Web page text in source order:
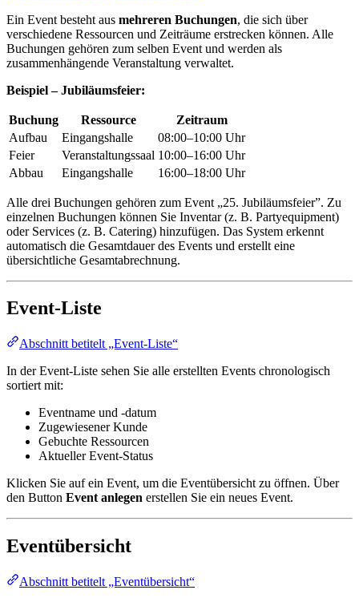
Ein Event besteht aus mehreren Buchungen, die sich über
verschiedene Ressourcen und Zeiträume erstrecken können. Alle
Buchungen gehören zum selben Event und werden als
zusammenhängende Veranstaltung verwaltet.
Beispiel – Jubiläumsfeier:
Buchung Ressource
Zeitraum
Aufbau
Eingangshalle
08:00–10:00 Uhr
Feier
Veranstaltungssaal 10:00–16:00 Uhr
Abbau
Eingangshalle 16:00–18:00 Uhr
Alle drei Buchungen gehören zum Event „25. Jubiläumsfeier”. Zu
einzelnen Buchungen können Sie Inventar (z. B. Partyequipment)
oder Services (z. B. Catering) hinzufügen. Das System erkennt
automatisch die Gesamtdauer des Events und erstellt eine
übersichtliche Gesamtabrechnung.
Event-Liste
Abschnitt betitelt „Event-Liste“
In der Event-Liste sehen Sie alle erstellten Events chronologisch
sortiert mit:
Eventname und -datum
Zugewiesener Kunde
Gebuchte Ressourcen
Aktueller Event-Status
Klicken Sie auf ein Event, um die Eventübersicht zu öffnen. Über
den Button Event anlegen erstellen Sie ein neues Event.
Eventübersicht
Abschnitt betitelt „Eventübersicht“